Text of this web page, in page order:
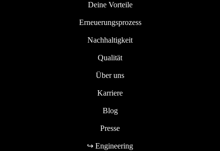
Deine Vorteile
Erneuerungsprozess
Nachhaltigkeit
Qualität
Über uns
Karriere
Blog
Presse
↪ Engineering